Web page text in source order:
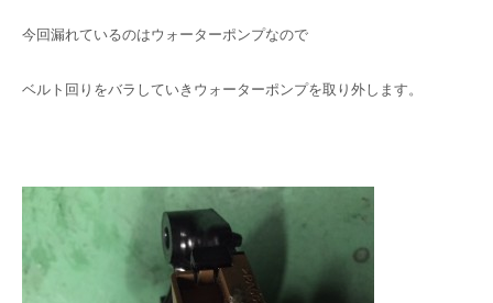
今回漏れているのはウォーターポンプなので
ベルト回りをバラしていきウォーターポンプを取り外します。